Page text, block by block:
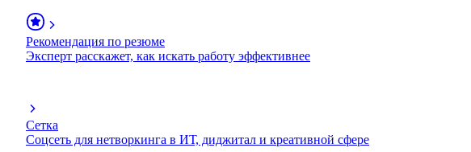
Рекомендация по резюме
Эксперт расскажет, как искать работу эффективнее
Сетка
Соцсеть для нетворкинга в ИТ, диджитал и креативной сфере